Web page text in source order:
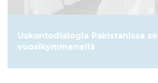
Uskontodialogia Pakistanissa
vuosikymmenellä